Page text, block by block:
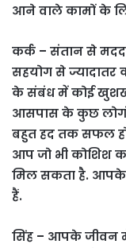
आने वाले कामों के
कर्क – संतान से
सहयोग से ज्यादातर
के संबंध में कोई
आसपास के कुछ
बहुत हद तक सफल
आप जो भी कोशिश
मिल सकता है. आपके
हैं.
सिंह – आपके जीवन